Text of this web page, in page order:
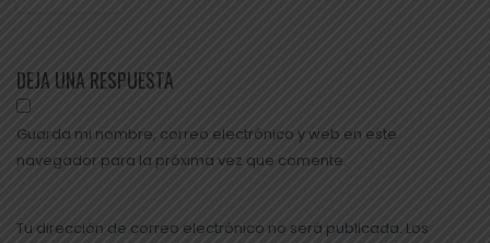
DEJA UNA RESPUESTA
Guarda mi nombre, correo electrónico y web en este
navegador para la próxima vez que comente.
Tu dirección de correo electrónico no será publicada. Los